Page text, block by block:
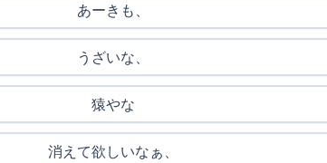
あーきも、
うざいな、
猿やな
消えて欲しいなぁ、